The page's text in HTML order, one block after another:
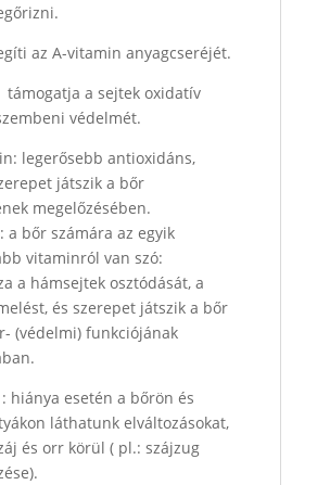
az A-vitamin anyagcseréjét.
támogatja a sejtek oxidatív
védelmét.
legerősebb antioxidáns,
játszik a bőr
megelőzésében.
a bőr számára az egyik
vitaminról van szó:
a hámsejtek osztódását, a
és szerepet játszik a bőr
(védelmi) funkciójának
hiánya esetén a bőrön és
láthatunk elváltozásokat,
és orr körül ( pl.: szájzug